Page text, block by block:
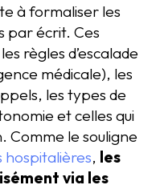
à formaliser les
par écrit. Ces
règles d’escalade
médicale), les
les types de
et celles qui
Comme le souligne
hospitalières, les
via les